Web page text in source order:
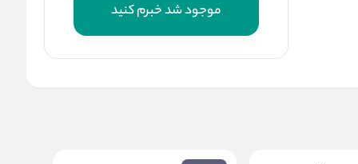
موجود شد خبرم کنید